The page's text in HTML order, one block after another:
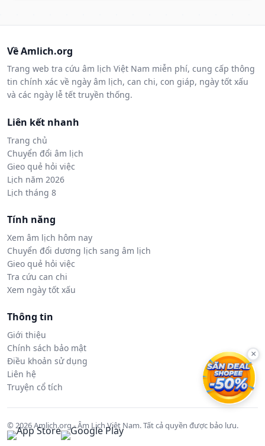
Về Amlich.org
Trang web tra cứu âm lịch Việt Nam miễn phí, cung cấp thông
tin chính xác về ngày âm lịch, can chi, con giáp, ngày tốt xấu
và các ngày lễ tết truyền thống.
Liên kết nhanh
Trang chủ
Chuyển đổi âm lịch
Gieo quẻ hỏi việc
Lịch năm 2026
Lịch tháng 8
Tính năng
Xem âm lịch hôm nay
Chuyển đổi dương lịch sang âm lịch
Gieo quẻ hỏi việc
Tra cứu can chi
Xem ngày tốt xấu
Thông tin
Giới thiệu
Chính sách bảo mật
Điều khoản sử dụng
Liên hệ
Truyện cổ tích
© 2026 Amlich.org - Âm Lịch Việt Nam. Tất cả quyền được bảo lưu.
×